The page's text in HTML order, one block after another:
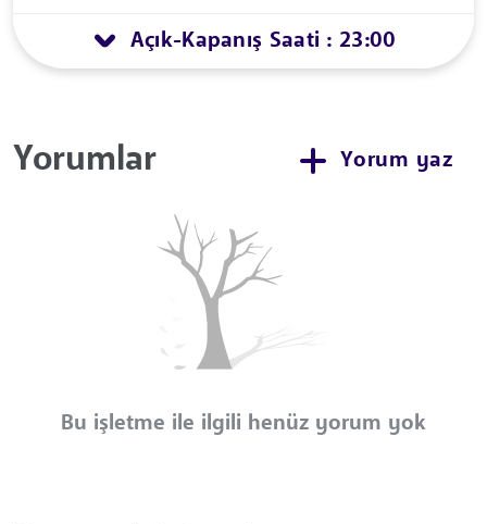
Açık-Kapanış Saati : 23:00
Yorumlar Yorum yaz
Bu işletme ile ilgili henüz yorum yok